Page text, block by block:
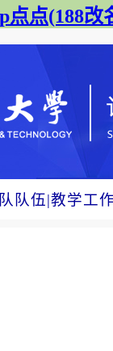
点点(188
队伍|教学工